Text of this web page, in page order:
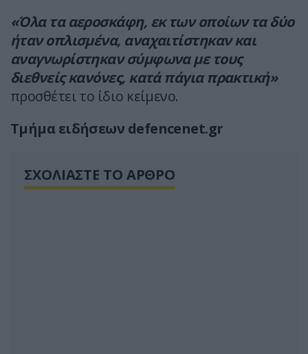
«Όλα τα αεροσκάφη, εκ των οποίων τα δύο
ήταν οπλισμένα, αναχαιτίστηκαν και
αναγνωρίστηκαν σύμφωνα με τους
διεθνείς κανόνες, κατά πάγια πρακτική»
προσθέτει το ίδιο κείμενο.
Τμήμα ειδήσεων defencenet.gr
ΣΧΟΛΙΑΣΤΕ ΤΟ ΑΡΘΡΟ